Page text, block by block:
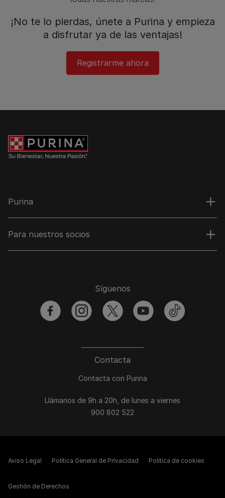
¡No te lo pierdas, únete a Purina y empieza
a disfrutar ya de las ventajas!​
Registrarme ahora
Purina
Para nuestros socios
Contacta
Contacta con Purina
Llámanos de 9h a 20h, de lunes a viernes
900 802 522
Síguenos
facebookinstagramtwitter youtubetiktok
Aviso Legal Política General de Privacidad Política de cookies
Gestión de Derechos